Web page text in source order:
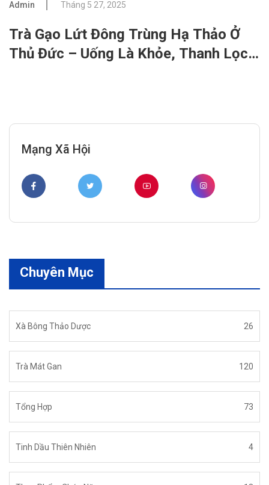
Admin Tháng 5 27, 2025
Trà Gạo Lứt Đông Trùng Hạ Thảo Ở
Thủ Đức – Uống Là Khỏe, Thanh Lọc
Mạng Xã Hội
Chuyên Mục
Xà Bông Thảo Dược 26
Trà Mát Gan 120
Tổng Hợp 73
Tinh Dầu Thiên Nhiên 4